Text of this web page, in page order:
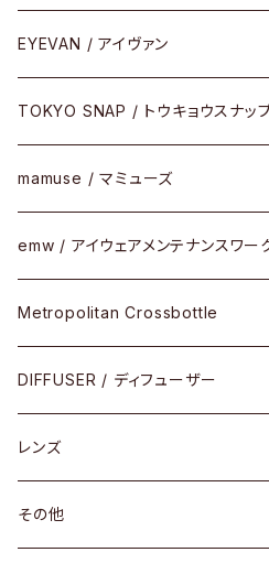
Latch(ラッチ)
修理
小物
その他
サングラス
その他
セルフレーム
メタルフレーム
コンビフレーム
EYEVAN / アイヴァン
メガネ
サングラス
その他
TOKYO SNAP / トウキョウスナッ
セルフレーム
メタルフレーム
コンビネーション
mamuse / マミューズ
セル
メタル
コンビ
emw / アイウェアメンテナンスワー
Metropolitan Crossbottle
30cm×30cm
18cm×13cm
DIFFUSER / ディフューザー
グラスコード
メガネケース
レンズ
その他